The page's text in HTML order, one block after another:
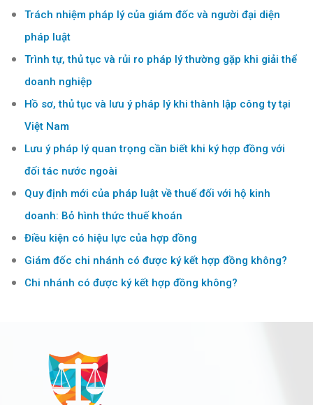
Trách nhiệm pháp lý của giám đốc và người đại diện
pháp luật
Trình tự, thủ tục và rủi ro pháp lý thường gặp khi giải thể
doanh nghiệp
Hồ sơ, thủ tục và lưu ý pháp lý khi thành lập công ty tại
Việt Nam
Lưu ý pháp lý quan trọng cần biết khi ký hợp đồng với
đối tác nước ngoài
Quy định mới của pháp luật về thuế đối với hộ kinh
doanh: Bỏ hình thức thuế khoán
Điều kiện có hiệu lực của hợp đồng
Giám đốc chi nhánh có được ký kết hợp đồng không?
Chi nhánh có được ký kết hợp đồng không?